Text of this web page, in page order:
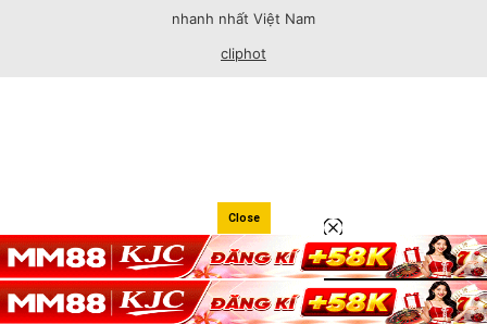
nhanh nhất Việt Nam
cliphot
Close